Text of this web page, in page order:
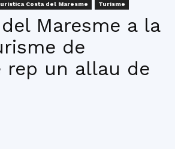
Comarcal
del
Costa del Maresme Turisme
del Maresme a la
de
rep un allau de